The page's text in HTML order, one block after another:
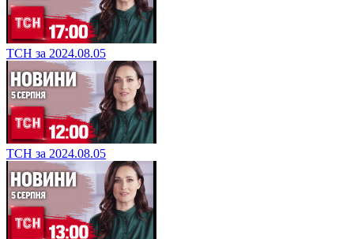
ТСН за 2024.08.05
ТСН за 2024.08.05